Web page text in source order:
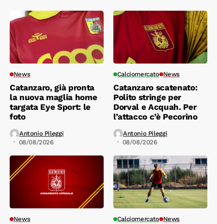
News
Catanzaro, già pronta
la nuova maglia home
targata Eye Sport: le
foto
Antonio Pileggi
08/08/2026
Calciomercato News
Catanzaro scatenato:
Polito stringe per
Dorval e Acquah. Per
l’attacco c’è Pecorino
Antonio Pileggi
08/08/2026
News Calciomercato News